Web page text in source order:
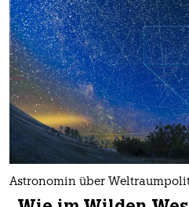
Astronomin über